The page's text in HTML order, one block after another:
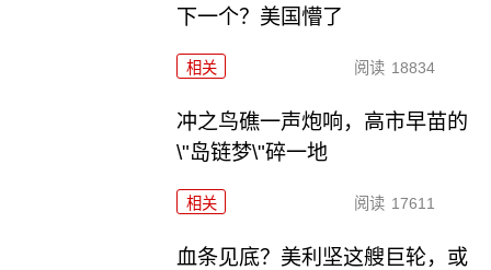
下一个？美国懵了
相关 阅读 18834
冲之鸟礁一声炮响，高市早苗的
\"岛链梦\"碎一地
相关 阅读 17611
血条见底？美利坚这艘巨轮，或